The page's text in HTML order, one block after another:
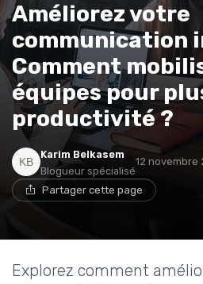
Améliorez votre
communication
Comment
équipes pour
productivité ?
Karim Belkasem
Blogueur spécialisé
12 novembre
Partager cette page
Explorez comment